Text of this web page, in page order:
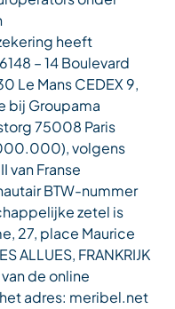
heeft
– 14 Boulevard
Le Mans CEDEX 9,
bij Groupama
75008 Paris
volgens
van Franse
BTW-nummer
zetel is
27, place Maurice
ALLUES, FRANKRIJK
de online
adres: meribel.net